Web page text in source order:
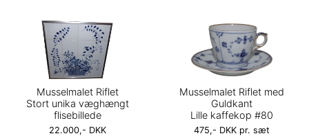
Musselmalet Riflet
Stort unika væghængt
flisebillede
22.000,- DKK
Musselmalet Riflet med
Guldkant
Lille kaffekop #80
475,- DKK pr. sæt